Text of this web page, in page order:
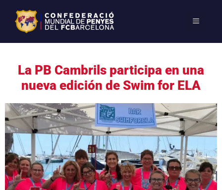
La PB Cambrils participa en una
nueva edición de Swim for ELA